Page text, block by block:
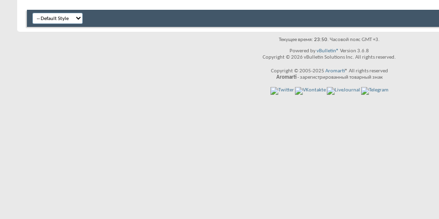
Текущее время: 23:50. Часовой пояс GMT +3.
Powered byvBulletin® Version 3.6.8
Copyright © 2026 vBulletin Solutions Inc. All rights reserved.
Copyright © 2005-2025 Aromarti® All rights reserved
Aromarti- зарегистрированный товарный знак